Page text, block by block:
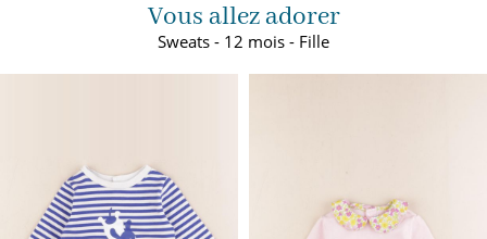
Vous allez adorer
Sweats - 12 mois - Fille